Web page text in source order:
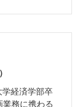
経済学部卒
務に携わる